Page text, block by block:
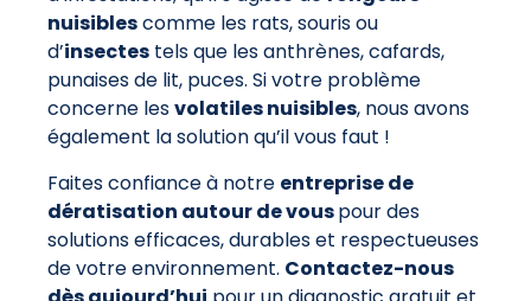
nuisiblescomme les rats, souris ou
d’insectes tels que les anthrènes, cafards,
punaises de lit, puces. Si votre problème
concerne lesvolatiles nuisibles, nous avons
également la solution qu’il vous faut !
Faites confiance à notre entreprise de
dératisation autour de vouspour des
solutions efficaces, durables et respectueuses
de votre environnement. Contactez-nous